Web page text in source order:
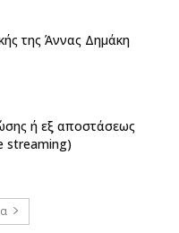
της Άννας Δημάκη
ή εξ αποστάσεως
streaming)